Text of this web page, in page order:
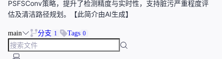
PSFSConv策略，提升了检测精度与实时性，支持脏污严重程度评
估及清洁路径规划。【此简介由AI生成】
main 分支 1 Tags 0